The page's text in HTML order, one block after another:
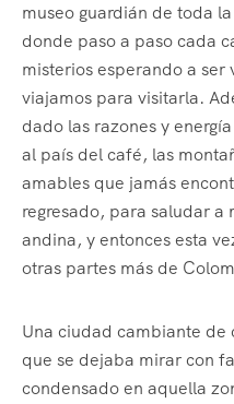
museo guardián de toda
donde paso a paso cada
misterios esperando a ser
viajamos para visitarla.
dado las razones y
al país del café, las
amables que jamás
regresado, para saludar a
andina, y entonces esta
otras partes más de
Una ciudad cambiante
que se dejaba mirar con
condensado en aquella